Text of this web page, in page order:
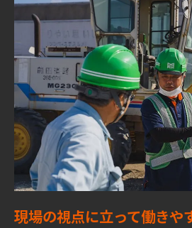
現場の視点に立って働きや